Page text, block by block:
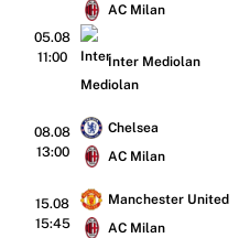
05.08
11:00
AC Milan
Inter Mediolan
08.08
13:00
Chelsea
AC Milan
15.08
15:45
Manchester United
AC Milan